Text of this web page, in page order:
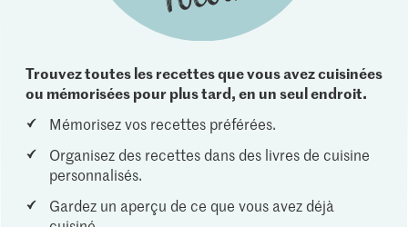
Trouvez toutes les recettes que vous avez cuisinées
ou mémorisées pour plus tard, en un seul endroit.
Mémorisez vos recettes préférées.
Organisez des recettes dans des livres de cuisine
personnalisés.
Gardez un aperçu de ce que vous avez déjà